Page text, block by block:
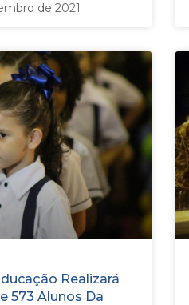
de 2021
Realizará
573 Alunos Da